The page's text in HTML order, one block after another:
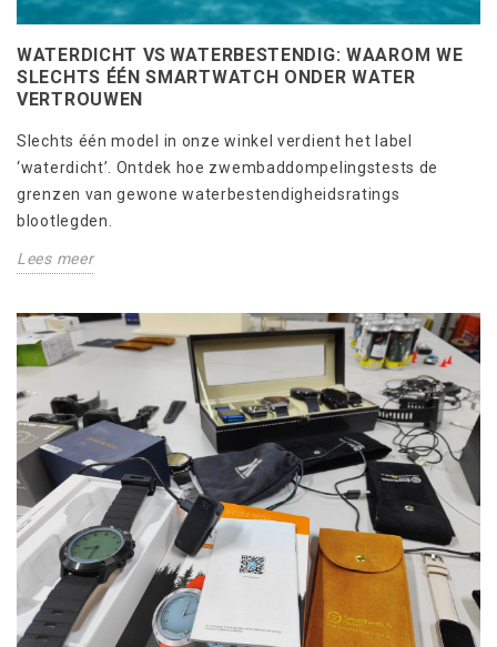
WATERDICHT VS WATERBESTENDIG: WAAROM WE
SLECHTS ÉÉN SMARTWATCH ONDER WATER
VERTROUWEN
Slechts één model in onze winkel verdient het label
‘waterdicht’. Ontdek hoe zwembaddompelingstests de
grenzen van gewone waterbestendigheids­ratings
blootlegden.
Lees meer